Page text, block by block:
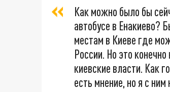
Как можно было бы
автобусе в Енакиево?
местам в Киеве где
России. Но это
киевские власти. Как
есть мнение, но я с ним